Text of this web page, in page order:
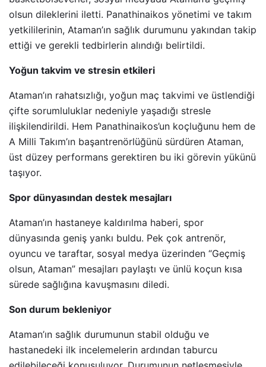
olsun dileklerini iletti. Panathinaikos yönetimi ve takım
yetkililerinin, Ataman’ın sağlık durumunu yakından takip
ettiği ve gerekli tedbirlerin alındığı belirtildi.
Yoğun takvim ve stresin etkileri
Ataman’ın rahatsızlığı, yoğun maç takvimi ve üstlendiği
çifte sorumluluklar nedeniyle yaşadığı stresle
ilişkilendirildi. Hem Panathinaikos’un koçluğunu hem de
A Milli Takım’ın başantrenörlüğünü sürdüren Ataman,
üst düzey performans gerektiren bu iki görevin yükünü
taşıyor.
Spor dünyasından destek mesajları
Ataman’ın hastaneye kaldırılma haberi, spor
dünyasında geniş yankı buldu. Pek çok antrenör,
oyuncu ve taraftar, sosyal medya üzerinden “Geçmiş
olsun, Ataman” mesajları paylaştı ve ünlü koçun kısa
sürede sağlığına kavuşmasını diledi.
Son durum bekleniyor
Ataman’ın sağlık durumunun stabil olduğu ve
hastanedeki ilk incelemelerin ardından taburcu